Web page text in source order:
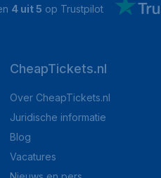
4 uit 5 op Trustpilot
CheapTickets.nl
Over CheapTickets.nl
Juridische informatie
Blog
Vacatures